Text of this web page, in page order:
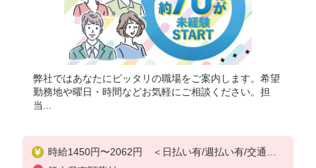
弊社ではあなたにピッタリの職場をご案内します。希望
勤務地や曜日・時間などお気軽にご相談ください。担
当...
時給1450円〜2062円 ＜日払い有/週払い有/交通費
全支給(ガソリン代含む)＞